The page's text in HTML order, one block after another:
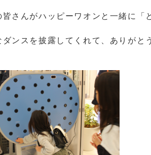
さんがハッピーワオンと一緒に「
ンスを披露してくれて、ありがと